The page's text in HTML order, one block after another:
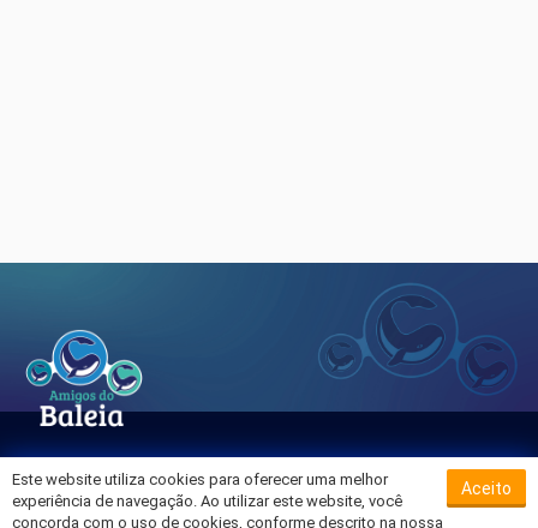
Sobre o Hospital da Baleia
Termos de Uso
Este website utiliza cookies para oferecer uma melhor
experiência de navegação. Ao utilizar este website, você
concorda com o uso de cookies, conforme descrito na nossa
Aceito